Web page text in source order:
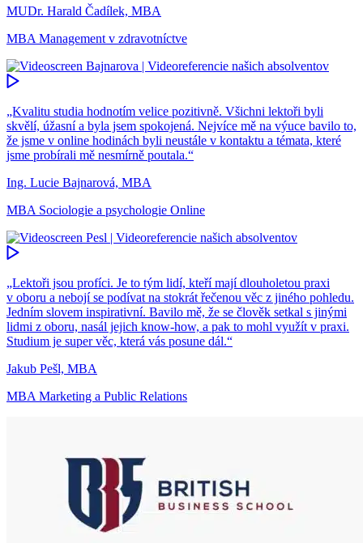
MUDr. Harald Čadílek, MBA
MBA Management v zdravotníctve
„Kvalitu studia hodnotím velice pozitivně. Všichni lektoři byli
skvělí, úžasní a byla jsem spokojená. Nejvíce mě na výuce bavilo to,
že jsme v online hodinách byli neustále v kontaktu a témata, které
jsme probírali mě nesmírně poutala.“
Ing. Lucie Bajnarová, MBA
MBA Sociologie a psychologie Online
„Lektoři jsou profíci. Je to tým lidí, kteří mají dlouholetou praxi
v oboru a nebojí se podívat na stokrát řečenou věc z jiného pohledu.
Jedním slovem inspirativní. Bavilo mě, že se člověk setkal s jinými
lidmi z oboru, nasál jejich know-how, a pak to mohl využít v praxi.
Studium je super věc, která vás posune dál.“
Jakub Pešl, MBA
MBA Marketing a Public Relations